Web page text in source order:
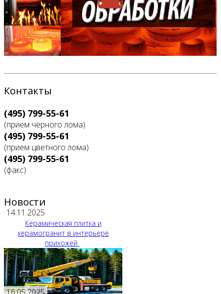
Контакты
(495) 799-55-61
(прием черного лома)
(495) 799-55-61
(прием цветного лома)
(495) 799-55-61
(факс)
Новости
14.11.2025
Керамическая плитка и
керамогранит в интерьере
прихожей